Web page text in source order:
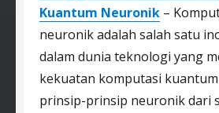
Kuantum Neuronik –
neuronik adalah salah satu
dalam dunia teknologi yang
kekuatan komputasi
prinsip-prinsip neuronik dari